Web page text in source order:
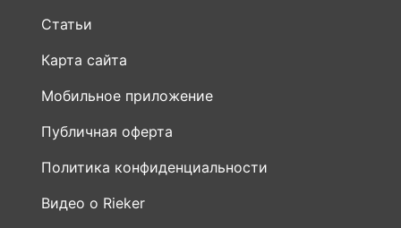
Статьи
Карта сайта
Мобильное приложение
Публичная оферта
Политика конфиденциальности
Видео о Rieker